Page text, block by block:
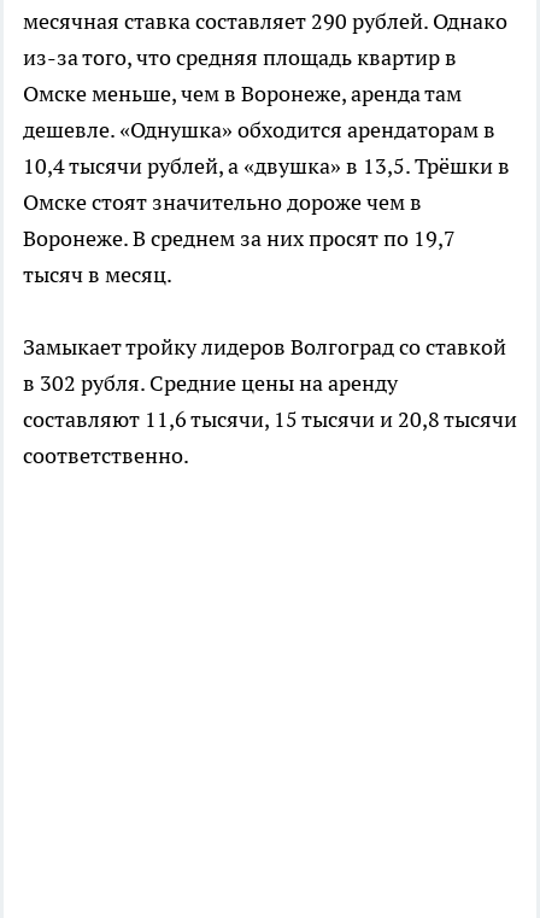
месячная ставка составляет 290 рублей. Однако
из-за того, что средняя площадь квартир в
Омске меньше, чем в Воронеже, аренда там
дешевле. «Однушка» обходится арендаторам в
10,4 тысячи рублей, а «двушка» в 13,5. Трёшки в
Омске стоят значительно дороже чем в
Воронеже. В среднем за них просят по 19,7
тысяч в месяц.
Замыкает тройку лидеров Волгоград со ставкой
в 302 рубля. Средние цены на аренду
составляют 11,6 тысячи, 15 тысячи и 20,8 тысячи
соответственно.